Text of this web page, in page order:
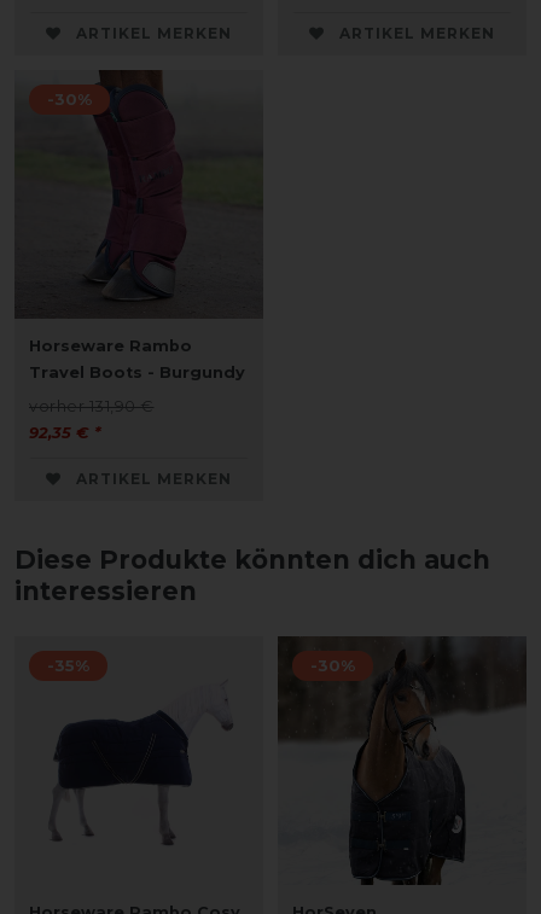
ARTIKEL MERKEN ARTIKEL MERKEN
-30%
Horseware Rambo
Travel Boots - Burgundy
vorher 131,90 €
92,35 € *
ARTIKEL MERKEN
Diese Produkte könnten dich auch
interessieren
-35% -30%